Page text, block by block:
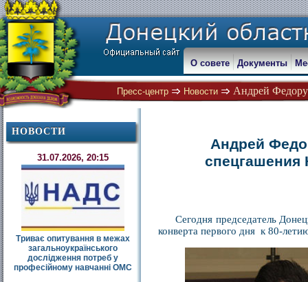
Пресс-центр Новости Андрей
О совете Документы
НОВОСТИ
31.07.2026, 20:15
Триває опитування в межах
загальноукраїнського
дослідження потреб у
професійному навчанні ОМС
Андрей
спецгашения
Сегодня председатель
конверта первого дня к 80-